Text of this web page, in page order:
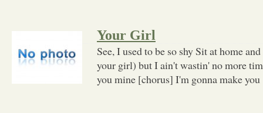
Your Girl
See, I used to be so shy Sit at home
your girl) but I ain't wastin' no more
you mine [chorus] I'm gonna make you